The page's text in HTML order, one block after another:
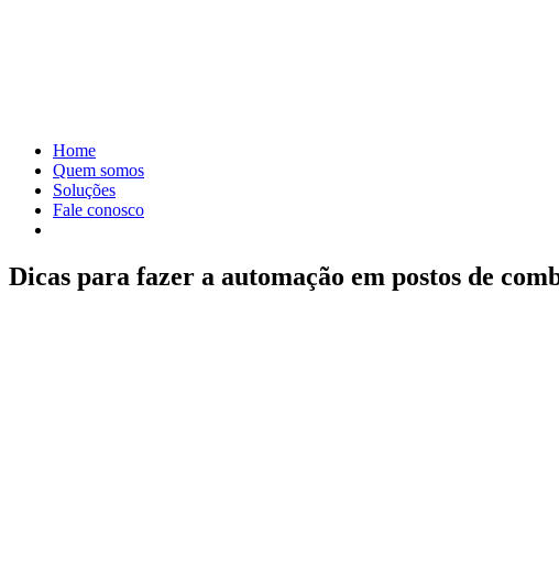
Home
Quem somos
Soluções
Fale conosco
Dicas para fazer a automação em postos de